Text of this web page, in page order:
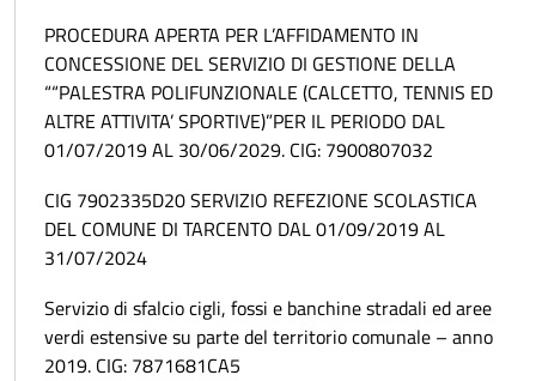
PROCEDURA APERTA PER L’AFFIDAMENTO IN
CONCESSIONE DEL SERVIZIO DI GESTIONE DELLA
““PALESTRA POLIFUNZIONALE (CALCETTO, TENNIS ED
ALTRE ATTIVITA’ SPORTIVE)”PER IL PERIODO DAL
01/07/2019 AL 30/06/2029. CIG: 7900807032
CIG 7902335D20 SERVIZIO REFEZIONE SCOLASTICA
DEL COMUNE DI TARCENTO DAL 01/09/2019 AL
31/07/2024
Servizio di sfalcio cigli, fossi e banchine stradali ed aree
verdi estensive su parte del territorio comunale – anno
2019. CIG: 7871681CA5